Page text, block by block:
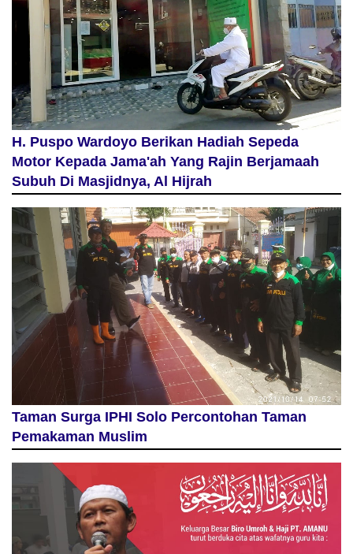
H. Puspo Wardoyo Berikan Hadiah Sepeda
Motor Kepada Jama'ah Yang Rajin Berjamaah
Subuh Di Masjidnya, Al Hijrah
Taman Surga IPHI Solo Percontohan Taman
Pemakaman Muslim